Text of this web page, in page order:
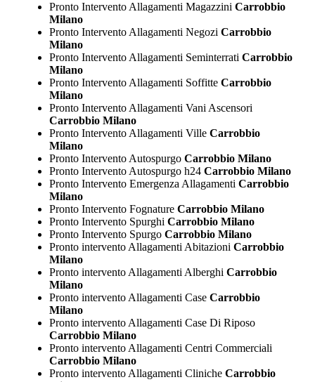
Pronto Intervento Allagamenti Magazzini Carrobbio
Milano
Pronto Intervento Allagamenti Negozi Carrobbio
Milano
Pronto Intervento Allagamenti Seminterrati Carrobbio
Milano
Pronto Intervento Allagamenti SoffitteCarrobbio
Milano
Pronto Intervento Allagamenti Vani Ascensori
Carrobbio Milano
Pronto Intervento Allagamenti VilleCarrobbio
Milano
Pronto Intervento AutospurgoCarrobbio Milano
Pronto Intervento Autospurgo h24Carrobbio Milano
Pronto Intervento Emergenza Allagamenti Carrobbio
Milano
Pronto Intervento FognatureCarrobbio Milano
Pronto Intervento Spurghi Carrobbio Milano
Pronto Intervento SpurgoCarrobbio Milano
Pronto intervento Allagamenti Abitazioni Carrobbio
Milano
Pronto intervento Allagamenti Alberghi Carrobbio
Milano
Pronto intervento Allagamenti CaseCarrobbio
Milano
Pronto intervento Allagamenti Case Di Riposo
Carrobbio Milano
Pronto intervento Allagamenti Centri Commerciali
Carrobbio Milano
Pronto intervento Allagamenti ClinicheCarrobbio